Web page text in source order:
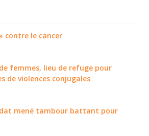
contre le cancer
femmes, lieu de refuge pour
de violences conjugales
mené tambour battant pour